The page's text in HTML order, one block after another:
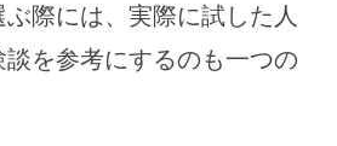
際には、実際に試した人
を参考にするのも一つの